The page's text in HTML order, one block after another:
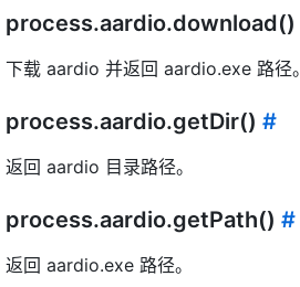
process.aardio.download()
下载 aardio 并返回 aardio.exe 路径。
process.aardio.getDir() #
返回 aardio 目录路径。
process.aardio.getPath() #
返回 aardio.exe 路径。